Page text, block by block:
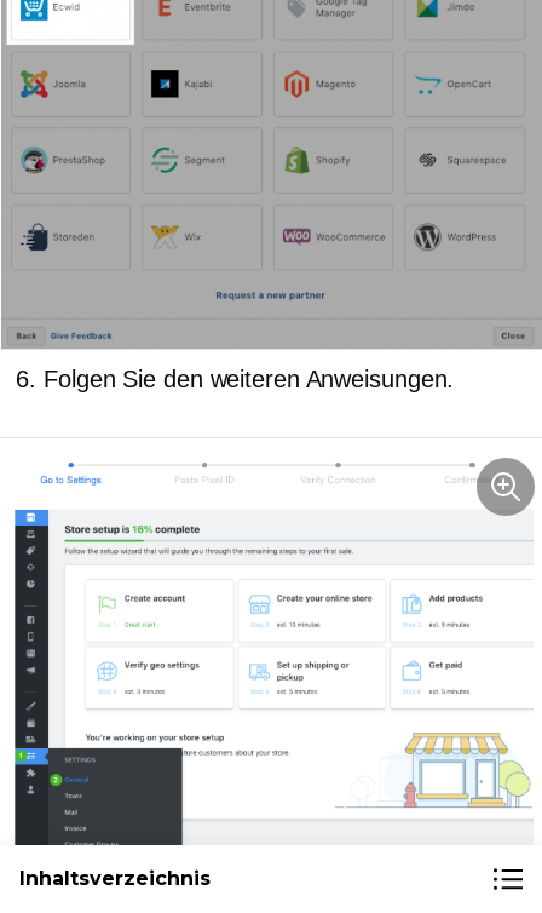
Folgen Sie den weiteren Anweisungen.
Inhaltsverzeichnis